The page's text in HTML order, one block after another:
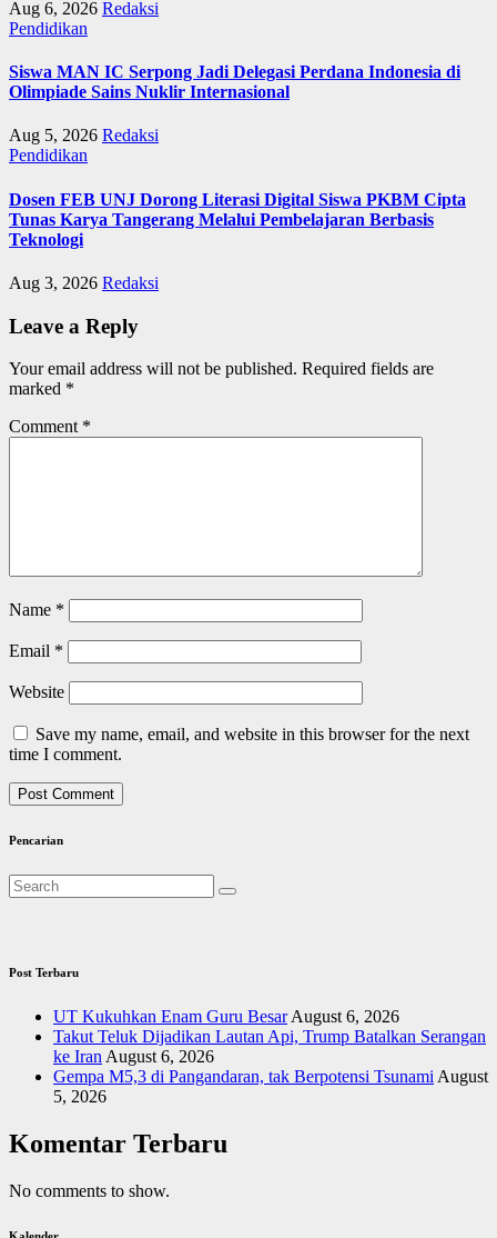
Aug 6, 2026 Redaksi
Pendidikan
Siswa MAN IC Serpong Jadi Delegasi Perdana Indonesia di
Olimpiade Sains Nuklir Internasional
Aug 5, 2026 Redaksi
Pendidikan
Dosen FEB UNJ Dorong Literasi Digital Siswa PKBM Cipta
Tunas Karya Tangerang Melalui Pembelajaran Berbasis
Teknologi
Aug 3, 2026 Redaksi
Leave a Reply
Your email address will not be published. Required fields are
marked *
Comment *
Name *
Email *
Website
Save my name, email, and website in this browser for the next
time I comment.
Pencarian
Post Terbaru
UT Kukuhkan Enam Guru Besar August 6, 2026
Takut Teluk Dijadikan Lautan Api, Trump Batalkan Serangan
ke Iran August 6, 2026
Gempa M5,3 di Pangandaran, tak Berpotensi Tsunami August
5, 2026
Komentar Terbaru
No comments to show.